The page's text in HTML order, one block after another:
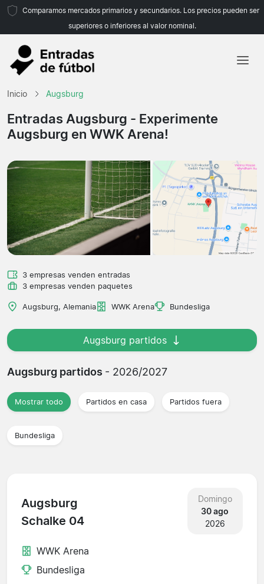
Comparamos mercados primarios y secundarios. Los precios pueden ser
superiores o inferiores al valor nominal.
Equipos
Ligas
Inicio Augsburg
Entradas Augsburg - Experimente
Augsburg en WWK Arena!
3 empresas venden entradas
3 empresas venden paquetes
Augsburg, Alemania WWK Arena Bundesliga
Augsburg partidos
Augsburg partidos - 2026/2027
Mostrar todo Partidos en casa Partidos fuera
Bundesliga
Augsburg
Schalke 04
Domingo
30 ago
2026
WWK Arena
Bundesliga